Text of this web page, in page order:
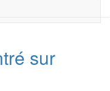
sur